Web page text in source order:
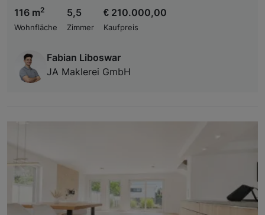
116 m2
Wohnfläche
5,5
Zimmer
€ 210.000,00
Kaufpreis
Fabian Liboswar
JA Maklerei GmbH